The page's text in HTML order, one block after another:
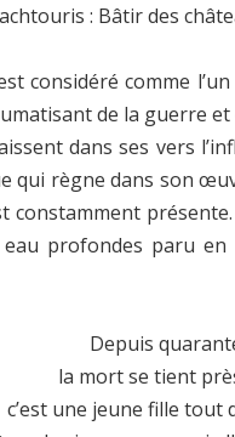
: Bâtir des
considéré comme
de la guerre
dans ses vers
qui règne dans son
constamment
profondes paru
Depuis
la mort se tient
c’est une jeune fille tout